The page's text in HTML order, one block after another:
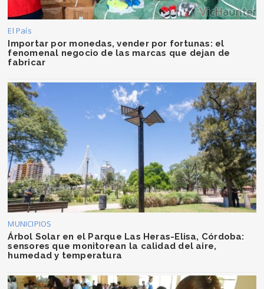
El País
Importar por monedas, vender por fortunas: el
fenomenal negocio de las marcas que dejan de
fabricar
MUNICIPIOS
Árbol Solar en el Parque Las Heras-Elisa, Córdoba:
sensores que monitorean la calidad del aire,
humedad y temperatura